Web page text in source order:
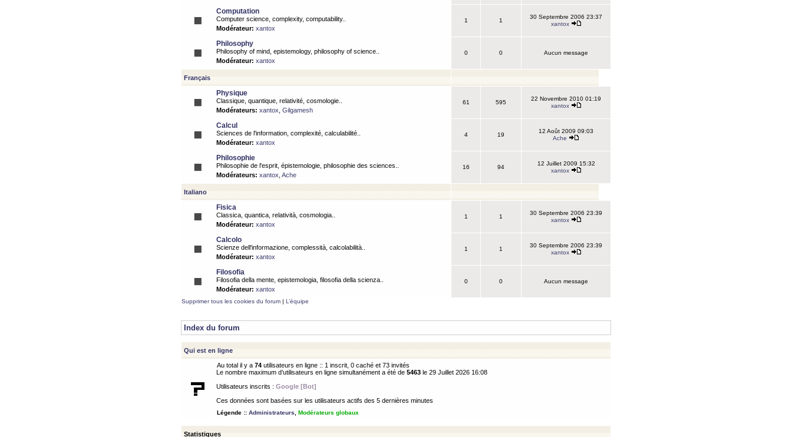
Computation
Computer science, complexity, computability..
Modérateur: xantox
1 1
30 Septembre 2006 23:37
xantox
Philosophy
Philosophy of mind, epistemology, philosophy of science..
Modérateur: xantox
0 0 Aucun message
Français
Physique
Classique, quantique, relativité, cosmologie..
Modérateurs: xantox Gilgamesh
61 595
22 Novembre 2010 01:19
xantox
Calcul
Sciences de l'information, complexité, calculabilité..
Modérateur: xantox
4 19
12 Août 2009 09:03
Ache
Philosophie
Philosophie de l'esprit, épistemologie, philosophie des sciences..
Modérateurs: xantox Ache
16 94
12 Juillet 2009 15:32
xantox
Italiano
Fisica
Classica, quantica, relatività, cosmologia..
Modérateur: xantox
1 1
30 Septembre 2006 23:39
xantox
Calcolo
Scienze dell'informazione, complessità, calcolabilità..
Modérateur: xantox
1 1
30 Septembre 2006 23:39
xantox
Filosofia
Filosofia della mente, epistemologia, filosofia della scienza..
Modérateur: xantox
0 0 Aucun message
Supprimer tous les cookies du forum | L’équipe
Index du forum
Qui est en ligne
Au total il y a 74 utilisateurs en ligne :: 1 inscrit, 0 caché et 73 invités
Le nombre maximum d’utilisateurs en ligne simultanément a été de 5463 le 29 Juillet 2026 16:08
Utilisateurs inscrits : Google [Bot]
Ces données sont basées sur les utilisateurs actifs des 5 dernières minutes
Légende :: Administrateurs Modérateurs globaux
Statistiques